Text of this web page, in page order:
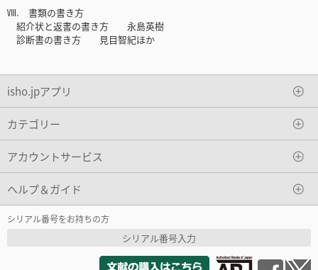
Ⅷ. 書類の書き方
紹介状と返書の書き方 永島英樹
診断書の書き方 見目智紀ほか
isho.jpアプリ
カテゴリー
アカウントサービス
ヘルプ＆ガイド
シリアル番号をお持ちの方
シリアル番号入力